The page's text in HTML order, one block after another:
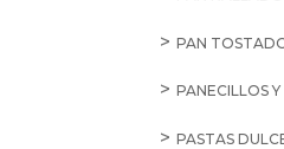
PAN
PANECILLOS
PASTAS